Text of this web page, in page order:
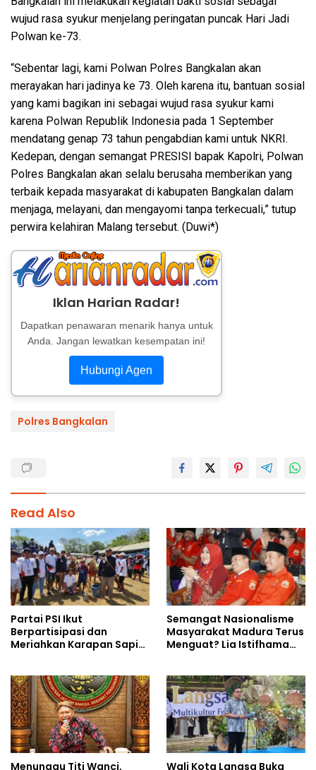
wujud rasa syukur menjelang peringatan puncak Hari Jadi
Polwan ke-73.
“Sebentar lagi, kami Polwan Polres Bangkalan akan
merayakan hari jadinya ke 73. Oleh karena itu, bantuan sosial
yang kami bagikan ini sebagai wujud rasa syukur kami
karena Polwan Republik Indonesia pada 1 September
mendatang genap 73 tahun pengabdian kami untuk NKRI.
Kedepan, dengan semangat PRESISI bapak Kapolri, Polwan
Polres Bangkalan akan selalu berusaha memberikan yang
terbaik kepada masyarakat di kabupaten Bangkalan dalam
menjaga, melayani, dan mengayomi tanpa terkecuali,” tutup
perwira kelahiran Malang tersebut. (Duwi*)
Iklan Harian Radar!
Dapatkan penawaran menarik hanya untuk
Anda. Jangan lewatkan kesempatan ini!
Hubungi Agen
Polres Bangkalan
Read Also
Partai PSI Ikut
Berpartisipasi dan
Meriahkan Karapan Sapi
Semangat Nasionalisme
Masyarakat Madura Terus
Menguat? Lia Istifhama
NKRI
Menunggu Titi Wanci, Wali Kota Langsa Buka